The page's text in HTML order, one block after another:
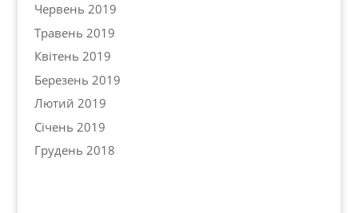
Червень 2019
Травень 2019
Квітень 2019
Березень 2019
Лютий 2019
Січень 2019
Грудень 2018